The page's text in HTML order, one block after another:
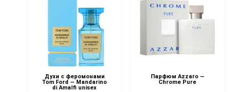
Духи с феромонами
Tom Ford — Mandarino
di Amalfi unisex
Парфюм Azzaro —
Chrome Pure